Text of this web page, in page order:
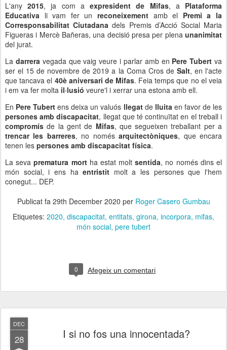
L'any2015, ja com aexpresident de Mifas, a Plataforma
Educativa li vam fer un reconeixement amb el Premi a la
Corresponsabilitat Ciutadana dels Premis d’Acció Social Maria
Figueras i Mercè Bañeras, una decisió presa per plena unanimitat
del jurat.
La darreravegada que vaig veure i parlar amb en Pere Tubert va
ser el 15 de novembre de 2019 a la Coma Cros de Salt, en l'acte
que tancava el 40è aniversari de Mifas. Feia temps que no el veia
i em va fer molta il·lusió veure'l i xerrar una estona amb ell.
En Pere Tubert ens deixa un valuós llegatde lluitaen favor de les
persones amb discapacitat, llegat que té continuïtat en el treball i
compromís de la gent de Mifas, que segueixen treballant per a
trencar les barreres, no nomésarquitectòniques, que encara
tenen les persones amb discapacitat física.
La sevaprematura mortha estat moltsentida, no només dins el
món social, i ens haentristit molt a les persones que l'hem
conegut... DEP.
Publicat fa 29th December 2020 per Roger Casero Gumbau
Etiquetes: 2020 discapacitat entitats girona incorpora mifas
món social pere tubert
0 Afegeix un comentari
DEC
28 I si no fos una innocentada?